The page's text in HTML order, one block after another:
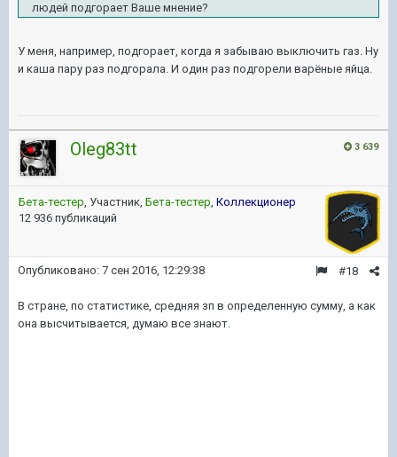
людей подгорает Ваше мнение?
У меня, например, подгорает, когда я забываю выключить газ. Ну
и каша пару раз подгорала. И один раз подгорели варёные яйца.
3 639
Oleg83tt
Бета-тестер, Участник, Бета-тестер, Коллекционер
12 936 публикаций
#18
Опубликовано: 7 сен 2016, 12:29:38
В стране, по статистике, средняя зп в определенную сумму, а как
она высчитывается, думаю все знают.